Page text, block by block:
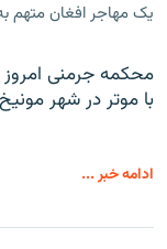
یک مهاجر افغان متهم
محکمه جرمنی
با موتر در شهر
ادامه خبر ...